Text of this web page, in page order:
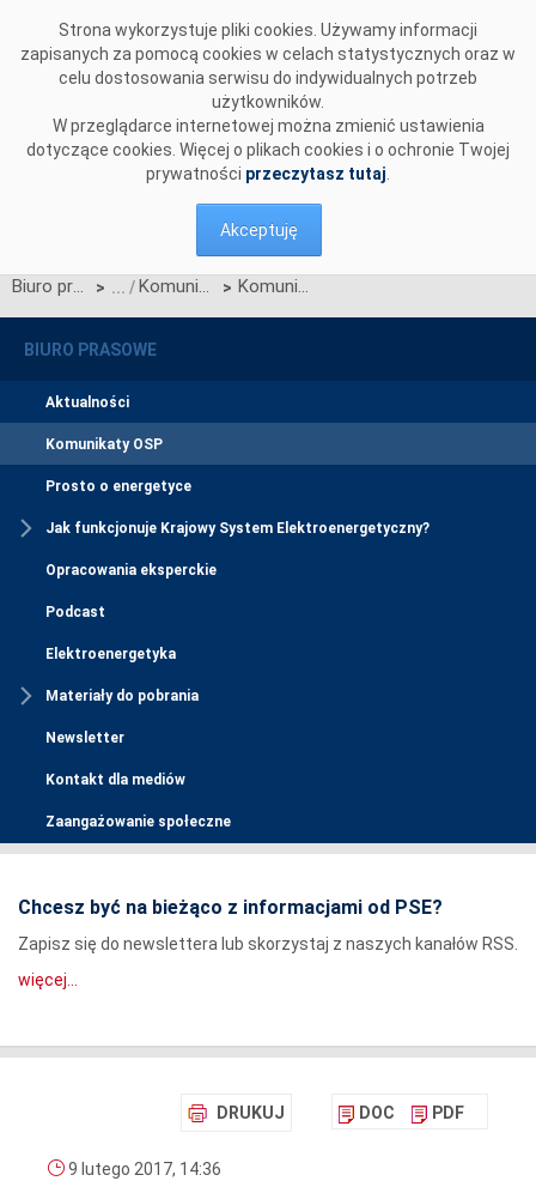
Strona wykorzystuje pliki cookies. Używamy informacji
zapisanych za pomocą cookies w celach statystycznych oraz w
celu dostosowania serwisu do indywidualnych potrzeb
użytkowników.
W przeglądarce internetowej można zmienić ustawienia
dotyczące cookies. Więcej o plikach cookies i o ochronie Twojej
prywatności przeczytasz tutaj
Akceptuję
Biuro prasowe > Komunikaty OSP > Komunikat w sprawie ogłoszenia wyników jednostronnego przetargu miesięcznego na zdolności przesyłowe połączenia PSE S.A. i NEK UKRENERGO na MARZEC 2017 r.
BIURO PRASOWE
Aktualności
Komunikaty OSP
Prosto o energetyce
Jak funkcjonuje Krajowy System Elektroenergetyczny?
Opracowania eksperckie
Podcast
Elektroenergetyka
Materiały do pobrania
Newsletter
Kontakt dla mediów
Zaangażowanie społeczne
Chcesz być na bieżąco z informacjami od PSE?
Zapisz się do newslettera lub skorzystaj z naszych kanałów RSS.
więcej...
DRUKUJ DOC PDF
9 lutego 2017, 14:36